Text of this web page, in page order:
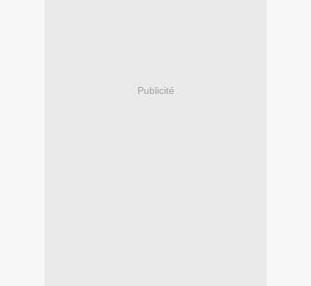
Publicité